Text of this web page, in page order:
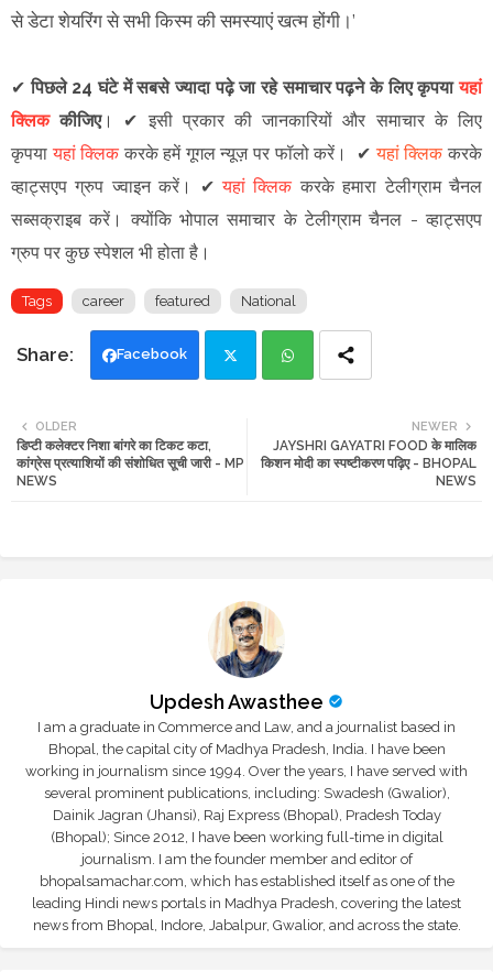
से डेटा शेयरिंग से सभी किस्म की समस्याएं खत्म होंगी।’
✔ पिछले 24 घंटे में सबसे ज्यादा पढ़े जा रहे समाचार पढ़ने के लिए कृपयायहां
क्लिककीजिए। ✔ इसी प्रकार की जानकारियों और समाचार के लिए
कृपयायहां क्लिककरके हमें गूगल न्यूज़ पर फॉलो करें । ✔यहां क्लिककरके
व्हाट्सएप ग्रुप ज्वाइनकरें । ✔यहां क्लिककरके हमारा टेलीग्राम चैनल
सब्सक्राइब करें। क्योंकि भोपाल समाचार के टेलीग्राम चैनल -व्हाट्सएप
ग्रुप पर कुछ स्पेशल भी होता है।
Tags career featured National
Facebook
ats
NEWER
JAYSHRI GAYATRI FOOD के मालिक
किशन मोदी का स्पष्टीकरण पढ़िए - BHOPAL
NEWS
OLDER
डिप्टी कलेक्टर निशा बांगरे का टिकट कटा,
कांग्रेस प्रत्याशियों की संशोधित सूची जारी - MP
NEWS
Updesh Awasthee
I am a graduate in Commerce and Law, and a journalist based in
Bhopal, the capital city of Madhya Pradesh, India. I have been
working in journalism since 1994. Over the years, I have served with
several prominent publications, including: Swadesh (Gwalior),
Dainik Jagran (Jhansi), Raj Express (Bhopal), Pradesh Today
(Bhopal); Since 2012, I have been working full-time in digital
journalism. I am the founder member and editor of
bhopalsamachar.com, which has established itself as one of the
leading Hindi news portals in Madhya Pradesh, covering the latest
news from Bhopal, Indore, Jabalpur, Gwalior, and across the state.